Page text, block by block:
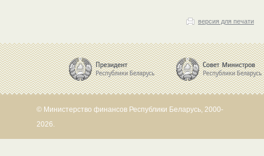
версия для печати
© Министерство финансов Республики Беларусь, 2000-
2026.